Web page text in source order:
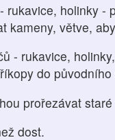
rukavice, holinky -
kameny, větve,
- rukavice,
do
prořezávat
dost.